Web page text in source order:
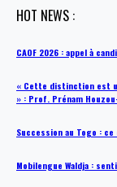
HOT NEWS :
CAOF 2026 : appel à
« Cette distinction est
» : Prof. Prénam
Succession au Togo :
Mobilengue Waldja :